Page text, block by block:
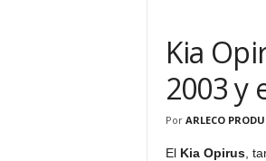
Kia
2003 y
Por ARLECO
El Kia Opirus,